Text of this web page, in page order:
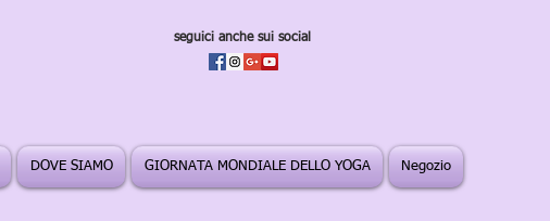
seguici anche sui social
DOVE SIAMO GIORNATA MONDIALE DELLO YOGA Negozio